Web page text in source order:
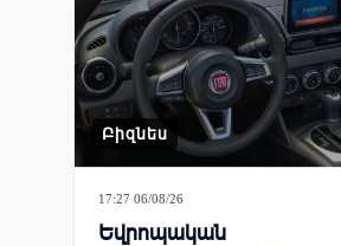
Բիզնես
17:27 06/08/26
Եվրոպական